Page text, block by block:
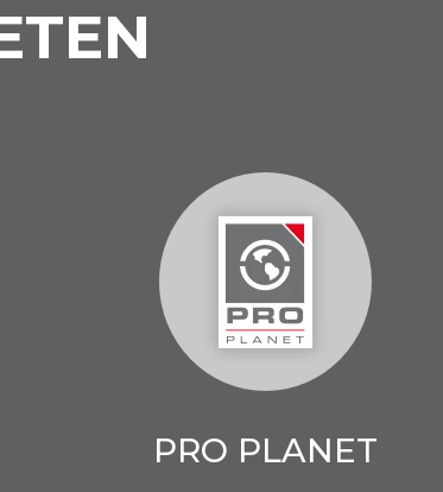
PRO PLANET